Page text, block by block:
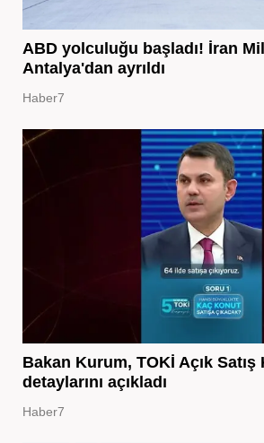
ABD yolculuğu başladı! İran
Antalya'dan ayrıldı
Haber7
Bakan Kurum, TOKİ Açık Satış
detaylarını açıkladı
Haber7